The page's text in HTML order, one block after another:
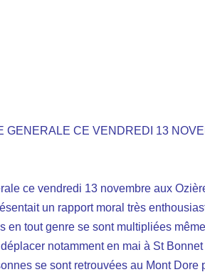
CE VENDREDI 13
ce vendredi 13 novembre aux
un rapport moral très
tout genre se sont multipliées
notamment en mai à St
se sont retrouvées au Mont Dore